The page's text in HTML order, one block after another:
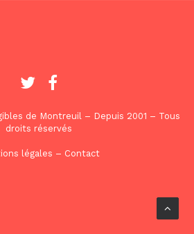
de Montreuil – Depuis 2001 – Tous
droits réservés
légales – Contact